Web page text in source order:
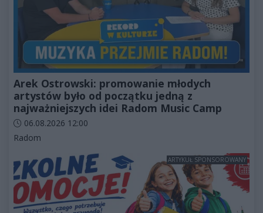
Arek Ostrowski: promowanie młodych
artystów było od początku jedną z
najważniejszych idei Radom Music Camp
Data dodania artykułu:
06.08.2026 12:00
Kategorie artykułu:
Radom
ARTYKUŁ SPONSOROWANY